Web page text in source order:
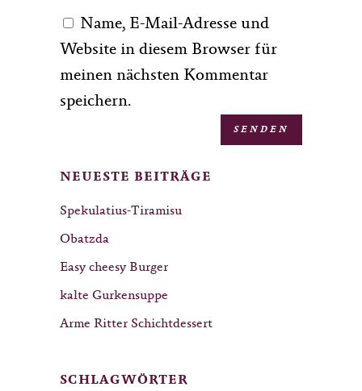
Name, E-Mail-Adresse und
Website in diesem Browser für
meinen nächsten Kommentar
speichern.
NEUESTE BEITRÄGE
Spekulatius-Tiramisu
Obatzda
Easy cheesy Burger
kalte Gurkensuppe
Arme Ritter Schichtdessert
SCHLAGWÖRTER